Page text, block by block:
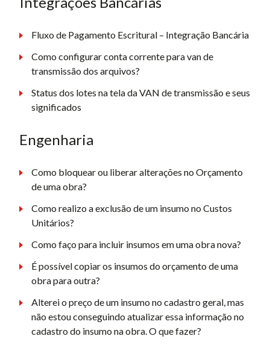
Fluxo de Pagamento Escritural – Integração Bancária
Como configurar conta corrente para van de
transmissão dos arquivos?
Status dos lotes na tela da VAN de transmissão e seus
significados
Engenharia
Como bloquear ou liberar alterações no Orçamento
de uma obra?
Como realizo a exclusão de um insumo no Custos
Unitários?
Como faço para incluir insumos em uma obra nova?
É possível copiar os insumos do orçamento de uma
obra para outra?
Alterei o preço de um insumo no cadastro geral, mas
não estou conseguindo atualizar essa informação no
cadastro do insumo na obra. O que fazer?